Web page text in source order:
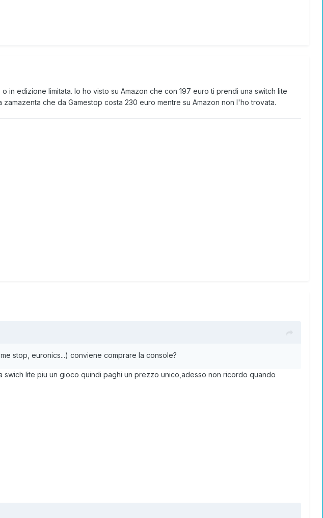
edizione limitata. Io ho visto su Amazon che con 197 euro ti prendi una switch lite
che da Gamestop costa 230 euro mentre su Amazon non l'ho trovata.
stop, euronics...) conviene comprare la console?
lite piu un gioco quindi paghi un prezzo unico,adesso non ricordo quando